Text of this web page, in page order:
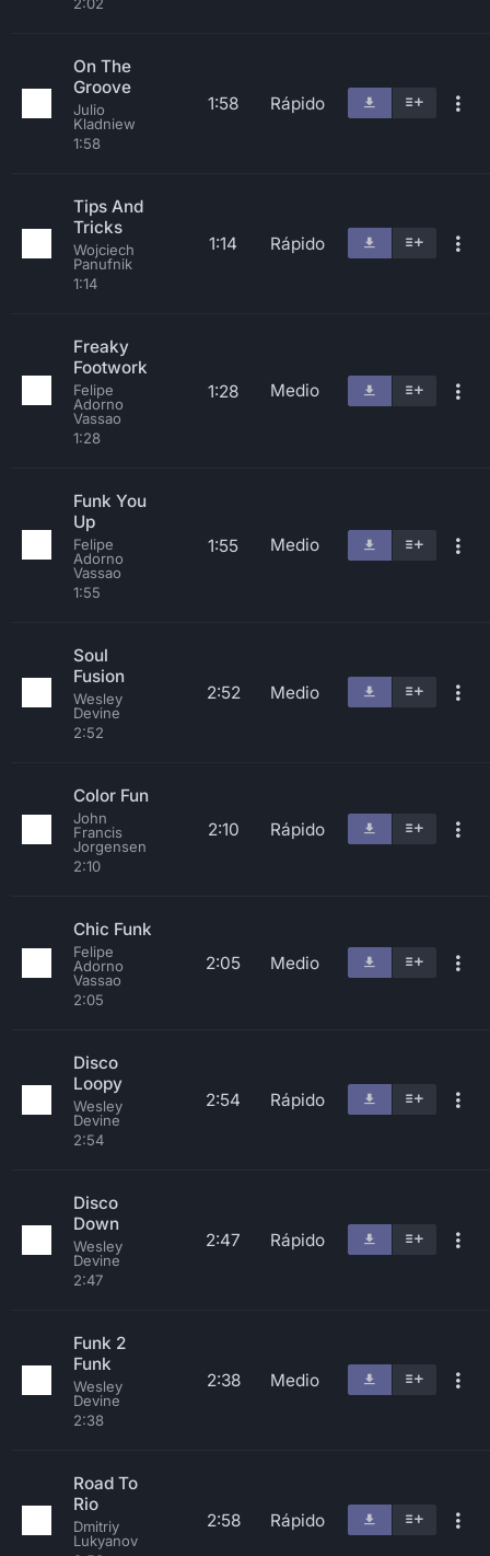
On The
Groove
Julio
Kladniew
1:58
1:58 Rápido
Tips And
Tricks
Wojciech
Panufnik
1:14
1:14 Rápido
Freaky
Footwork
Felipe
Adorno
Vassao
1:28
1:28 Medio
Funk You
Up
Felipe
Adorno
Vassao
1:55
1:55 Medio
Soul
Fusion
Wesley
Devine
2:52
2:52 Medio
Color Fun
John
Francis
Jorgensen
2:10
2:10 Rápido
Chic Funk
Felipe
Adorno
Vassao
2:05
2:05 Medio
Disco
Loopy
Wesley
Devine
2:54
2:54 Rápido
Disco
Down
Wesley
Devine
2:47
2:47 Rápido
Funk 2
Funk
Wesley
Devine
2:38
2:38 Medio
Road To
Rio
Dmitriy
Lukyanov
2:58 Rápido